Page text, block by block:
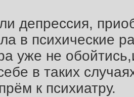
депрессия,
в психические
уже не
в таких
к психиатру.